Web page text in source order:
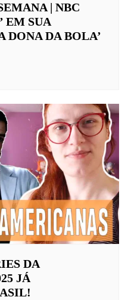
| NBC
EM SUA
DONA DA BOLA’
DA
JÁ